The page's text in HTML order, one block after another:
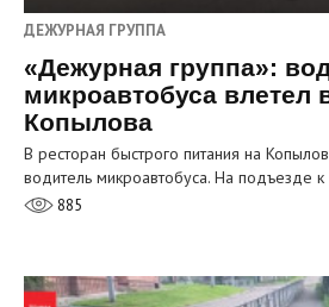
ДЕЖУРНАЯ ГРУППА
«Дежурная группа»:
микроавтобуса влетел
Копылова
В ресторан быстрого питания на
водитель микроавтобуса. На подъезде
885